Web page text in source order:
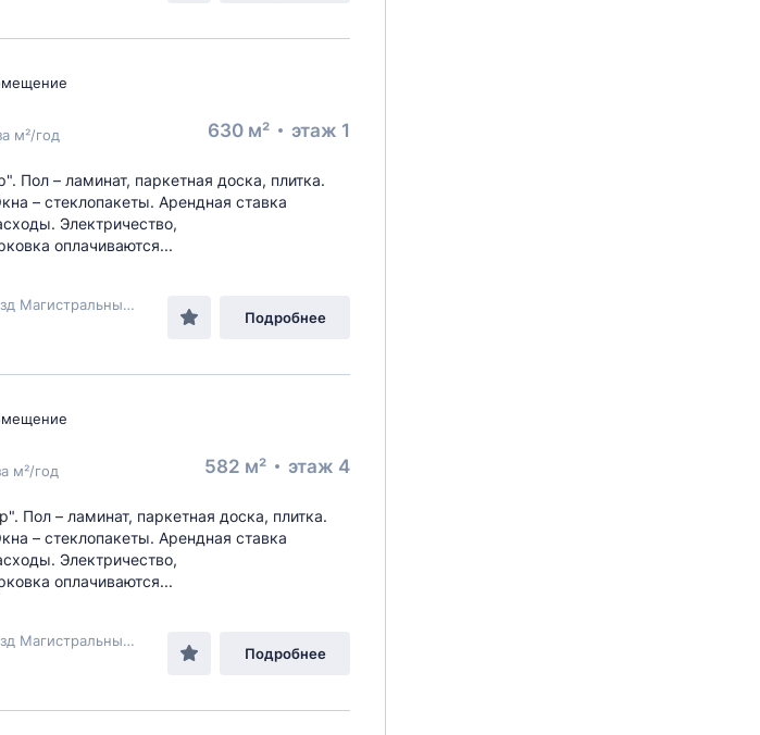
м²/год 630 м² этаж 1
Пол – ламинат, паркетная доска, плитка.
– стеклопакеты. Арендная ставка
Электричество,
оплачиваются...
Магистральный 1-й
Подробнее
м²/год 582 м² этаж 4
Пол – ламинат, паркетная доска, плитка.
– стеклопакеты. Арендная ставка
Электричество,
оплачиваются...
Магистральный 1-й
Подробнее